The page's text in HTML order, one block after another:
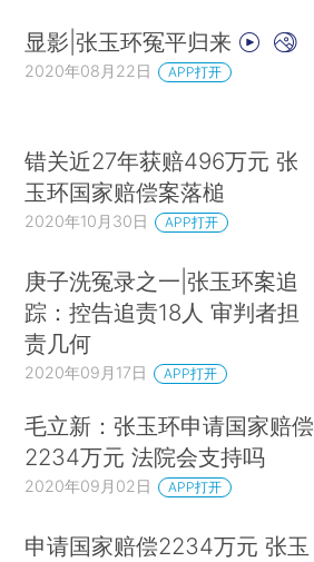
显影|张玉环冤平归来
2020年08月22日 APP打开
错关近27年获赔496万元 张
玉环国家赔偿案落槌
2020年10月30日 APP打开
庚子洗冤录之一|张玉环案追
踪：控告追责18人 审判者担
责几何
2020年09月17日 APP打开
毛立新：张玉环申请国家赔偿
2234万元 法院会支持吗
2020年09月02日 APP打开
申请国家赔偿2234万元 张玉